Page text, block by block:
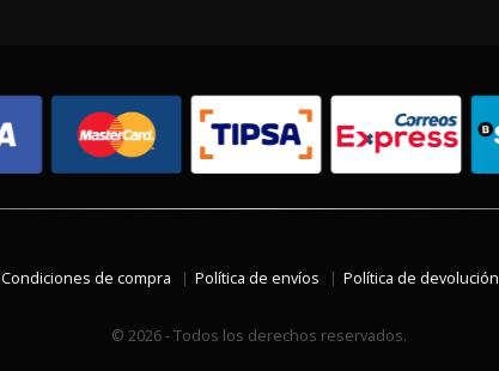
Condiciones de compra Política de envíos Política de devolución
© 2026 - Todos los derechos reservados.